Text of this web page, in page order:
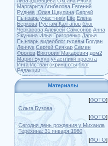
Маргарита Агибалова Евгений
Руднев Юлия Щаулина Сергей
Пынзарь участники Lite Елена
Беркова Рустам Калганов блог
Черкасова Алексей Самсонов Анна
Якунина Илья Григоренко Дарья
Пынзарь видеоблог гусевы Богдан
Ленчук Сергей Сичкар Семен
Фролов Виктория Макаревич дом2
Мария Бухун участники проекта
Инга Истван скриншоты блог
Редакции
Материалы
[ФОТО]
Ольга Бузова
[ФОТО]
Сегодня день рождения у Михаила
Терёхина: 31 января 1980
[ФОТО]